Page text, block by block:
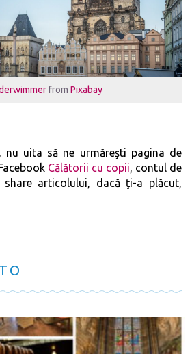
from Pixabay
nu uita să ne urmăreşti pagina de
Călătorii cu copii, contul de
articolului, dacă ţi-a plăcut,